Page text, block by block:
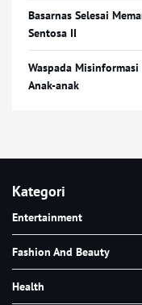
Basarnas Selesai
Sentosa II
Waspada
Anak-anak
Kategori
Entertainment
Fashion And Beauty
Health